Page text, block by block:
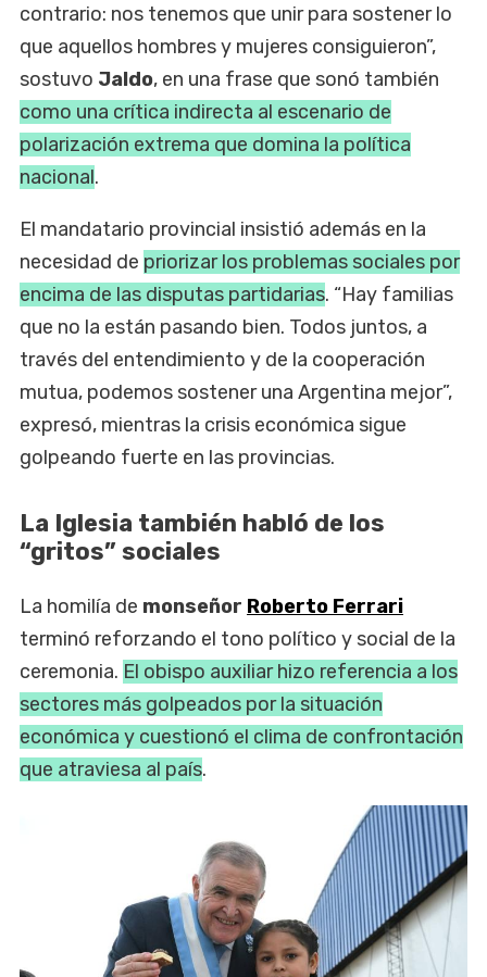
contrario: nos tenemos que unir para sostener lo
que aquellos hombres y mujeres consiguieron”,
sostuvo Jaldo, en una frase que sonó también
como una crítica indirecta al escenario de
polarización extrema que domina la política
nacional.
El mandatario provincial insistió además en la
necesidad de priorizar los problemas sociales por
encima de las disputas partidarias. “Hay familias
que no la están pasando bien. Todos juntos, a
través del entendimiento y de la cooperación
mutua, podemos sostener una Argentina mejor”,
expresó, mientras la crisis económica sigue
golpeando fuerte en las provincias.
La Iglesia también habló de los
“gritos” sociales
La homilía de monseñor Roberto Ferrari
terminó reforzando el tono político y social de la
ceremonia. El obispo auxiliar hizo referencia a los
sectores más golpeados por la situación
económica y cuestionó el clima de confrontación
que atraviesa al país.